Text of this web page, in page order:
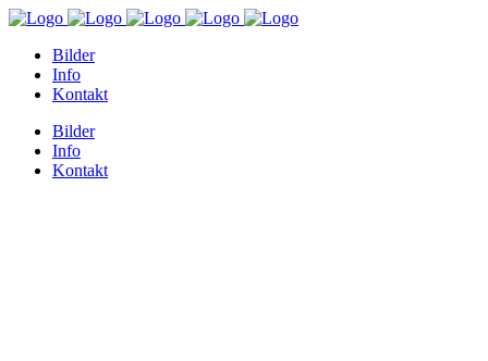
Bilder
Info
Kontakt
Bilder
Info
Kontakt